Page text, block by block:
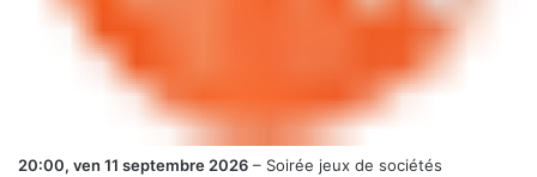
20:00, ven 11 septembre 2026 – Soirée jeux de sociétés